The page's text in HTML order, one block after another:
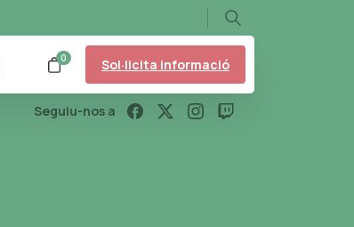
Search
0 Sol·licita informació
Seguiu-nos a